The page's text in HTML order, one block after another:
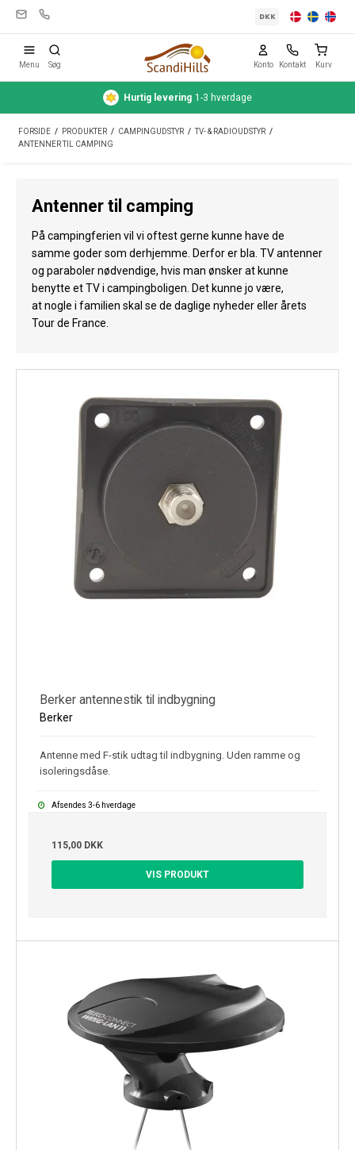
Telte
Rengøring & pleje
Rejseudstyr
Bil & trailer
Gas
Køl
DKK
Menu Søg Konto Kontakt Kurv
Hurtig levering 1-3 hverdage
FORSIDE / PRODUKTER / CAMPINGUDSTYR / TV- & RADIOUDSTYR /
ANTENNER TIL CAMPING
Antenner til camping
På campingferien vil vi oftest gerne kunne have de
samme goder som derhjemme. Derfor er bla. TV antenner
og paraboler nødvendige, hvis man ønsker at kunne
benytte et TV i campingboligen. Det kunne jo være,
at nogle i familien skal se de daglige nyheder eller årets
Tour de France.
Berker antennestik til indbygning
Berker
Antenne med F-stik udtag til indbygning. Uden ramme og
isoleringsdåse.
Afsendes 3-6 hverdage
115,00 DKK
VIS PRODUKT